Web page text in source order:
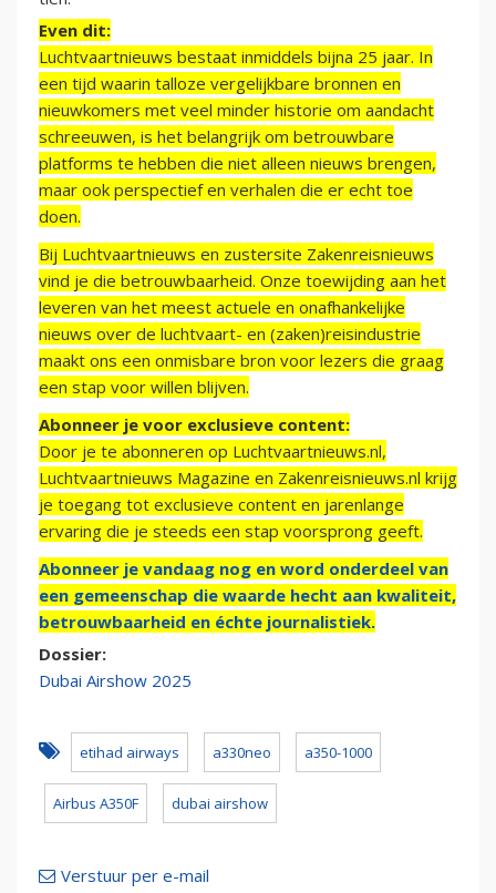
Even dit:
Luchtvaartnieuws bestaat inmiddels bijna 25 jaar. In
een tijd waarin talloze vergelijkbare bronnen en
nieuwkomers met veel minder historie om aandacht
schreeuwen, is het belangrijk om betrouwbare
platforms te hebben die niet alleen nieuws brengen,
maar ook perspectief en verhalen die er echt toe
doen.
Bij Luchtvaartnieuws en zustersite Zakenreisnieuws
vind je die betrouwbaarheid. Onze toewijding aan het
leveren van het meest actuele en onafhankelijke
nieuws over de luchtvaart- en (zaken)reisindustrie
maakt ons een onmisbare bron voor lezers die graag
een stap voor willen blijven.
Abonneer je voor exclusieve content:
Door je te abonneren op Luchtvaartnieuws.nl,
Luchtvaartnieuws Magazine en Zakenreisnieuws.nl krijg
je toegang tot exclusieve content en jarenlange
ervaring die je steeds een stap voorsprong geeft.
Abonneer je vandaag nog en word onderdeel van
een gemeenschap die waarde hecht aan kwaliteit,
betrouwbaarheid en échte journalistiek.
Dossier:
Dubai Airshow 2025
etihad airways a330neo a350-1000
Airbus A350F dubai airshow
Verstuur per e-mail